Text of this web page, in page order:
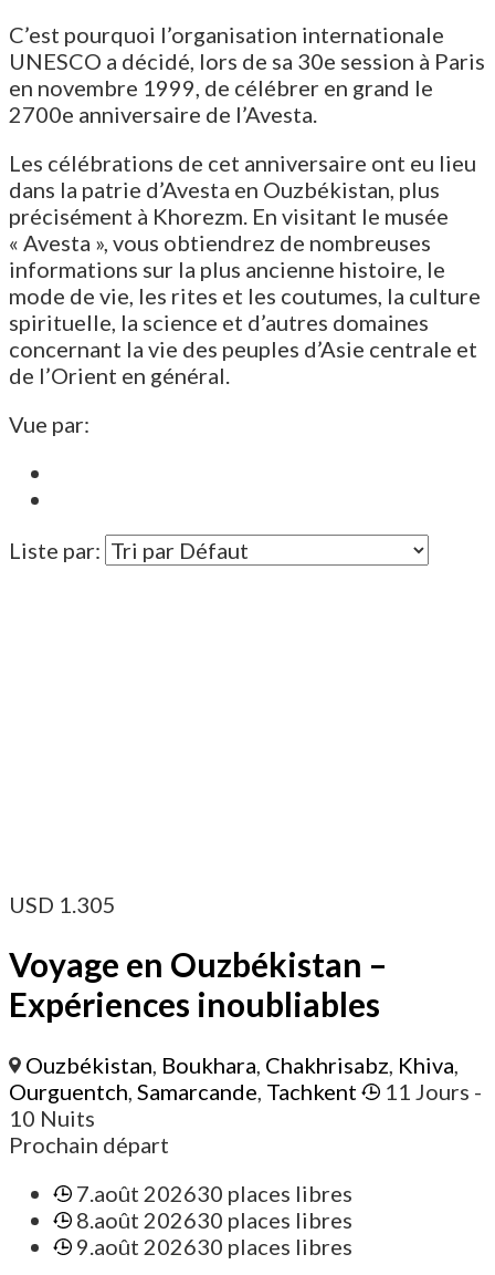
C’est pourquoi l’organisation internationale
UNESCO a décidé, lors de sa 30e session à Paris
en novembre 1999, de célébrer en grand le
2700e anniversaire de l’Avesta.
Les célébrations de cet anniversaire ont eu lieu
dans la patrie d’Avesta en Ouzbékistan, plus
précisément à Khorezm. En visitant le musée
« Avesta », vous obtiendrez de nombreuses
informations sur la plus ancienne histoire, le
mode de vie, les rites et les coutumes, la culture
spirituelle, la science et d’autres domaines
concernant la vie des peuples d’Asie centrale et
de l’Orient en général.
Vue par:
Liste par:
USD 1.305
Voyage en Ouzbékistan –
Expériences inoubliables
Ouzbékistan, Boukhara, Chakhrisabz, Khiva,
Ourguentch, Samarcande, Tachkent 11 Jours -
10 Nuits
Prochain départ
7.août 202630 places libres
8.août 202630 places libres
9.août 202630 places libres